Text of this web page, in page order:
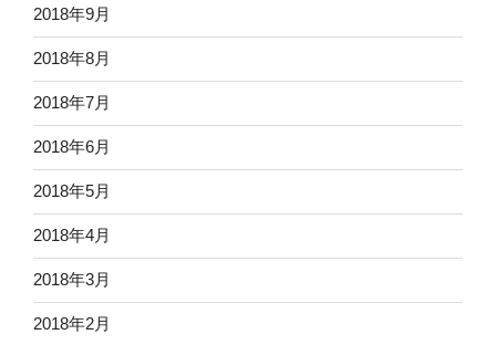
2018年9月
2018年8月
2018年7月
2018年6月
2018年5月
2018年4月
2018年3月
2018年2月